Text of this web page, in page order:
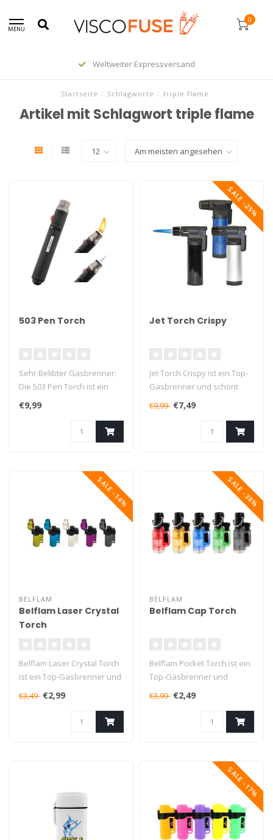
MENU
0
Weltweiter Expressversand
Startseite / Schlagworte / triple flame
Artikel mit Schlagwort triple flame
503 Pen Torch
Sehr Belibter Gasbrenner:
Die 503 Pen Torch ist ein
hochwertiges mitifunktional
€9,99
SALE -25%
Jet Torch Crispy
Jet Torch Crispy ist ein Top-
Gasbrenner und schont
den Geldbeutel!
Das Feuerze..
€9,99 €7,49
SALE -14%
BELFLAM
Belflam Laser Crystal
Torch
Belflam Laser Crystal Torch
ist ein Top-Gasbrenner und
schont den Geldbeutel!
€3,49 €2,99
SALE -38%
BELFLAM
Belflam Cap Torch
Belflam Pocket Torch ist ein
Top-Gasbrenner und
schont den Geldbeutel!
Das Feu..
€3,99 €2,49
SALE -17%